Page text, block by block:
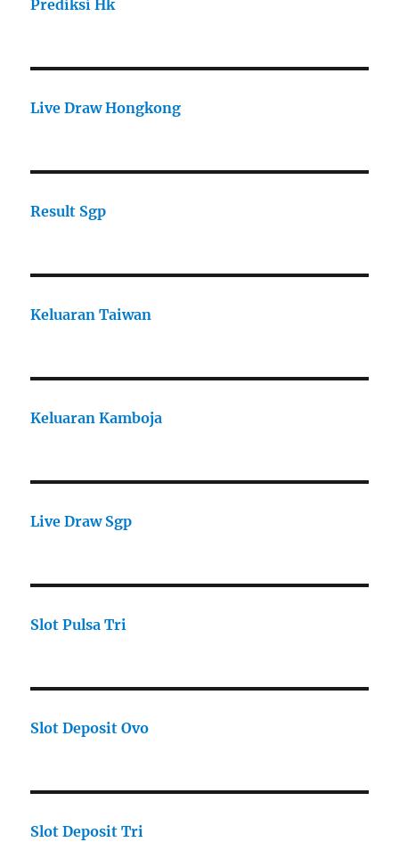
Prediksi Hk
Live Draw Hongkong
Result Sgp
Keluaran Taiwan
Keluaran Kamboja
Live Draw Sgp
Slot Pulsa Tri
Slot Deposit Ovo
Slot Deposit Tri